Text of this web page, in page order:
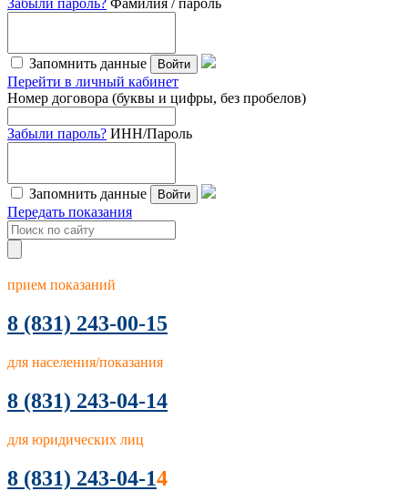
Забыли пароль? Фамилия / пароль
Запомнить данные Войти
Перейти в личный кабинет
Номер договора (буквы и цифры, без пробелов)
Забыли пароль? ИНН/Пароль
Запомнить данные Войти
Передать показания
прием показаний
8 (831) 243-00-15
для населения/показания
8 (831) 243-04-14
для юридических лиц
8 (831) 243-04-14